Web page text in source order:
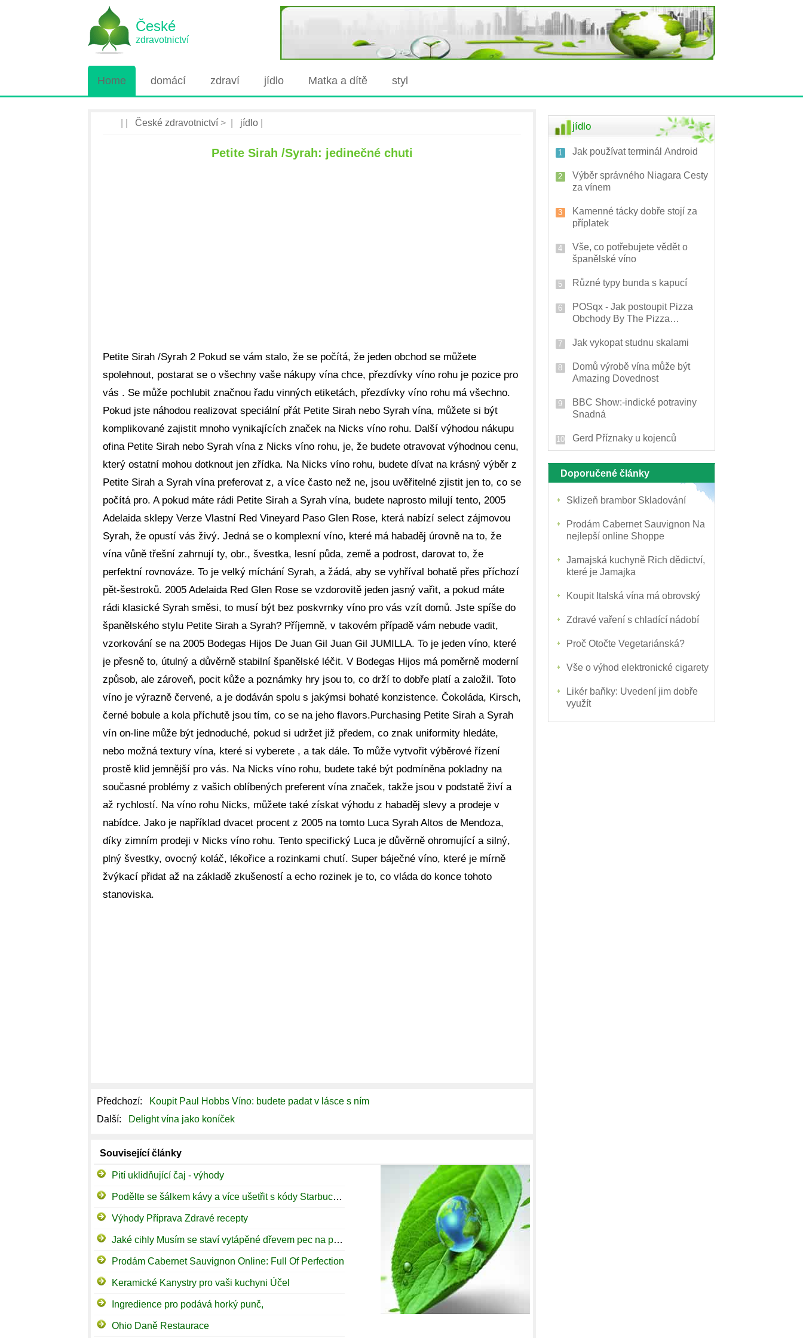
České
zdravotnictví
Home domácí zdraví jídlo Matka a dítě styl
České zdravotnictví > | jídlo
Petite Sirah /Syrah: jedinečné chuti
Petite Sirah /Syrah 2 Pokud se vám stalo, že se počítá, že jeden obchod se můžete
spolehnout, postarat se o všechny vaše nákupy vína chce, přezdívky víno rohu je pozice pro
vás . Se může pochlubit značnou řadu vinných etiketách, přezdívky víno rohu má všechno.
Pokud jste náhodou realizovat speciální přát Petite Sirah nebo Syrah vína, můžete si být
komplikované zajistit mnoho vynikajících značek na Nicks víno rohu. Další výhodou nákupu
ofina Petite Sirah nebo Syrah vína z Nicks víno rohu, je, že budete otravovat výhodnou cenu,
který ostatní mohou dotknout jen zřídka. Na Nicks víno rohu, budete dívat na krásný výběr z
Petite Sirah a Syrah vína preferovat z, a více často než ne, jsou uvěřitelné zjistit jen to, co se
počítá pro. A pokud máte rádi Petite Sirah a Syrah vína, budete naprosto milují tento, 2005
Adelaida sklepy Verze Vlastní Red Vineyard Paso Glen Rose, která nabízí select zájmovou
Syrah, že opustí vás živý. Jedná se o komplexní víno, které má habaděj úrovně na to, že
vína vůně třešní zahrnují ty, obr., švestka, lesní půda, země a podrost, darovat to, že
perfektní rovnováze. To je velký míchání Syrah, a žádá, aby se vyhříval bohatě přes příchozí
pět-šestroků. 2005 Adelaida Red Glen Rose se vzdorovitě jeden jasný vařit, a pokud máte
rádi klasické Syrah směsi, to musí být bez poskvrnky víno pro vás vzít domů. Jste spíše do
španělského stylu Petite Sirah a Syrah? Příjemně, v takovém případě vám nebude vadit,
vzorkování se na 2005 Bodegas Hijos De Juan Gil Juan Gil JUMILLA. To je jeden víno, které
je přesně to, útulný a důvěrně stabilní španělské léčit. V Bodegas Hijos má poměrně moderní
způsob, ale zároveň, pocit kůže a poznámky hry jsou to, co drží to dobře platí a založil. Toto
víno je výrazně červené, a je dodáván spolu s jakýmsi bohaté konzistence. Čokoláda, Kirsch,
černé bobule a kola příchutě jsou tím, co se na jeho flavors.Purchasing Petite Sirah a Syrah
vín on-line může být jednoduché, pokud si udržet již předem, co znak uniformity hledáte,
nebo možná textury vína, které si vyberete , a tak dále. To může vytvořit výběrové řízení
prostě klid jemnější pro vás. Na Nicks víno rohu, budete také být podmíněna pokladny na
současné problémy z vašich oblíbených preferent vína značek, takže jsou v podstatě živí a
až rychlostí. Na víno rohu Nicks, můžete také získat výhodu z habaděj slevy a prodeje v
nabídce. Jako je například dvacet procent z 2005 na tomto Luca Syrah Altos de Mendoza,
díky zimním prodeji v Nicks víno rohu. Tento specifický Luca je důvěrně ohromující a silný,
plný švestky, ovocný koláč, lékořice a rozinkami chutí. Super báječné víno, které je mírně
žvýkací přidat až na základě zkušeností a echo rozinek je to, co vláda do konce tohoto
stanoviska.
Předchozí:
Koupit Paul Hobbs Víno: budete padat v lásce s ním
Další:
Delight vína jako koníček
Související články
Pití uklidňující čaj - výhody
Podělte se šálkem kávy a více ušetřit s kódy Starbucks Kupon Store
Výhody Příprava Zdravé recepty
Jaké cihly Musím se staví vytápěné dřevem pec na pizzu?
Prodám Cabernet Sauvignon Online: Full Of Perfection
Keramické Kanystry pro vaši kuchyni Účel
Ingredience pro podává horký punč,
Ohio Daně Restaurace
jídlo
Jak používat terminál Android
Výběr správného Niagara Cesty
za vínem
Kamenné tácky dobře stojí za
příplatek
Vše, co potřebujete vědět o
španělské víno
Různé typy bunda s kapucí
POSqx - Jak postoupit Pizza
Obchody By The Pizza
Jak vykopat studnu skalami
Domů výrobě vína může být
Amazing Dovednost
BBC Show:-indické potraviny
Snadná
Gerd Příznaky u kojenců
Doporučené články
Sklizeň brambor Skladování
Prodám Cabernet Sauvignon Na
nejlepší online Shoppe
Jamajská kuchyně Rich dědictví,
které je Jamajka
Koupit Italská vína má obrovský
Zdravé vaření s chladící nádobí
Proč Otočte Vegetariánská?
Vše o výhod elektronické cigarety
Likér baňky: Uvedení jim dobře
využít